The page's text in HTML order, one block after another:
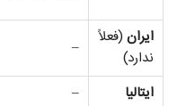
ایران (فعلاً
ندارد)
–
ایتالیا –